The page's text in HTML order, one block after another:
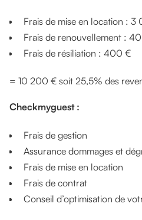
Frais de mise en location :
Frais de renouvellement :
Frais de résiliation : 400 €
= 10 200 € soit 25,5% des
Checkmyguest :
Frais de gestion
Assurance dommages et
Frais de mise en location
Frais de contrat
Conseil d’optimisation de